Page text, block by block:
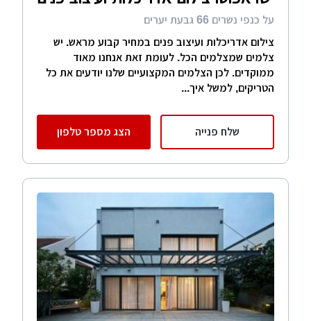
על כנפי נשרים 66 גבעת יערים
צילום אדריכלות ועיצוב פנים במחיר קבוע מראש. יש
צלמים שמצלמים הכל. לעומת זאת אנחנו מאוד
ממוקדים. לכן הצלמים המקצועיים שלנו יודעים את כל
הטריקים, למשל איך...
שלח פנייה הצג מספר טלפון